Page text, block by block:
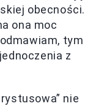
obecności.
ona moc
tym
z
nie